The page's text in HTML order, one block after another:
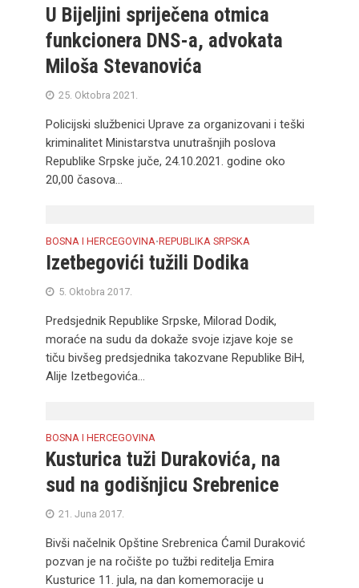
U Bijeljini spriječena otmica
funkcionera DNS-a, advokata
Miloša Stevanovića
25. Oktobra 2021.
Policijski službenici Uprave za organizovani i teški
kriminalitet Ministarstva unutrašnjih poslova
Republike Srpske juče, 24.10.2021. godine oko
20,00 časova...
BOSNA I HERCEGOVINA•REPUBLIKA SRPSKA
Izetbegovići tužili Dodika
5. Oktobra 2017.
Predsjednik Republike Srpske, Milorad Dodik,
moraće na sudu da dokaže svoje izjave koje se
tiču bivšeg predsjednika takozvane Republike BiH,
Alije Izetbegovića...
BOSNA I HERCEGOVINA
Kusturica tuži Durakovića, na
sud na godišnjicu Srebrenice
21. Juna 2017.
Bivši načelnik Opštine Srebrenica Ćamil Duraković
pozvan je na ročište po tužbi reditelja Emira
Kusturice 11. jula, na dan komemoracije u